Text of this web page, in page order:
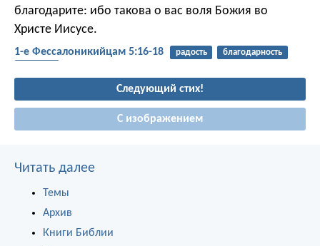
благодарите: ибо такова о вас воля Божия во
Христе Иисусе.
1-е Фессалоникийцам 5:16-18 радость
благодарность
Следующий стих!
С изображением
Читать далее
Темы
Архив
Книги Библии